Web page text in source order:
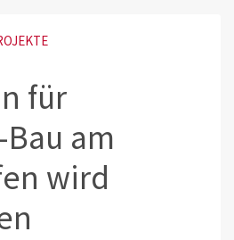
für
am
wird